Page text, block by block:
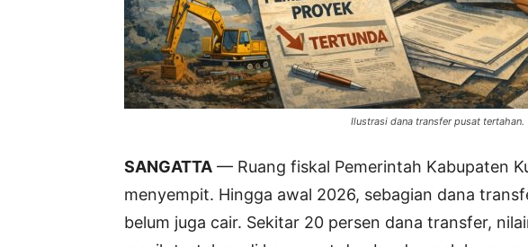
Ilustrasi dana transfer pusat tertahan.
SANGATTA — Ruang fiskal Pemerintah Kabupaten
menyempit. Hingga awal 2026, sebagian dana
belum juga cair. Sekitar 20 persen dana transfer,